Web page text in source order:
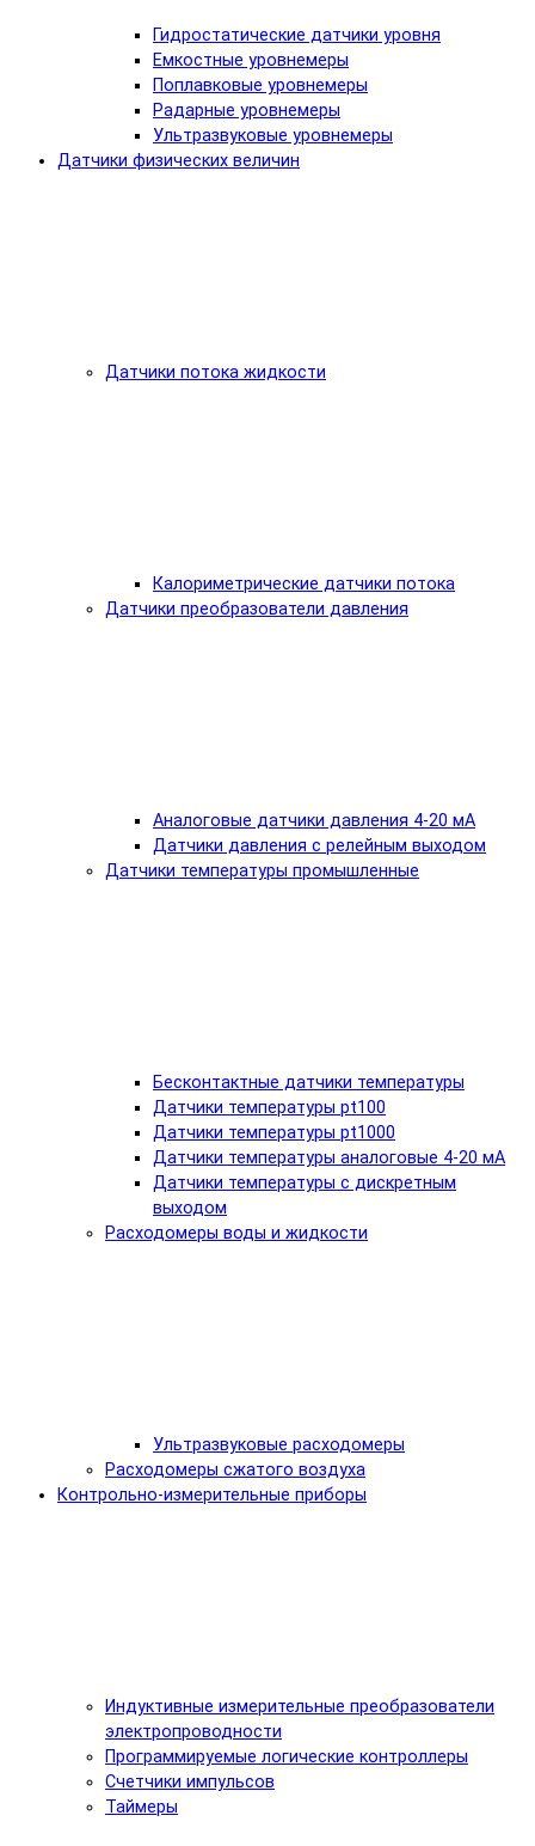
Гидростатические датчики уровня
Емкостные уровнемеры
Поплавковые уровнемеры
Радарные уровнемеры
Ультразвуковые уровнемеры
Датчики физических величин
Датчики потока жидкости
Калориметрические датчики потока
Датчики преобразователи давления
Аналоговые датчики давления 4-20 мА
Датчики давления с релейным выходом
Датчики температуры промышленные
Бесконтактные датчики температуры
Датчики температуры pt100
Датчики температуры pt1000
Датчики температуры аналоговые 4-20 мА
Датчики температуры с дискретным
выходом
Расходомеры воды и жидкости
Ультразвуковые расходомеры
Расходомеры сжатого воздуха
Контрольно-измерительные приборы
Индуктивные измерительные преобразователи
электропроводности
Программируемые логические контроллеры
Счетчики импульсов
Таймеры